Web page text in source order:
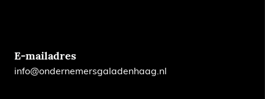
E-mailadres
info@ondernemersgaladenhaag.nl